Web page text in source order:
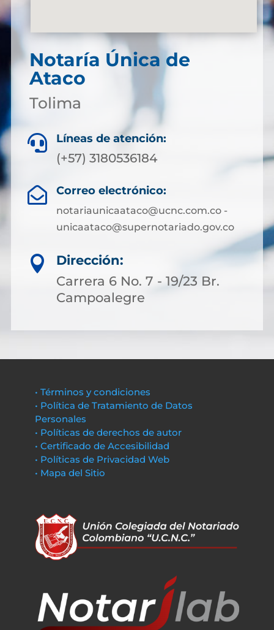
Notaría Única de
Ataco
Tolima
 Líneas de atención:
(+57) 3180536184
 Correo electrónico:
notariaunicaataco@ucnc.com.co -
unicaataco@supernotariado.gov.co

Dirección:
Carrera 6 No. 7 - 19/23 Br.
Campoalegre
• Términos y condiciones
• Política de Tratamiento de Datos
Personales
• Políticas de derechos de autor
• Certificado de Accesibilidad
• Políticas de Privacidad Web
• Mapa del Sitio